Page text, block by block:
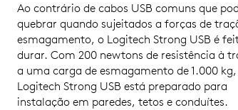
Ao contrário de cabos USB comuns que
quebrar quando sujeitados a forças de
esmagamento, o Logitech Strong USB é
durar. Com 200 newtons de resistência à
a uma carga de esmagamento de 1.000
Logitech Strong USB está preparado para
instalação em paredes, tetos e conduítes.